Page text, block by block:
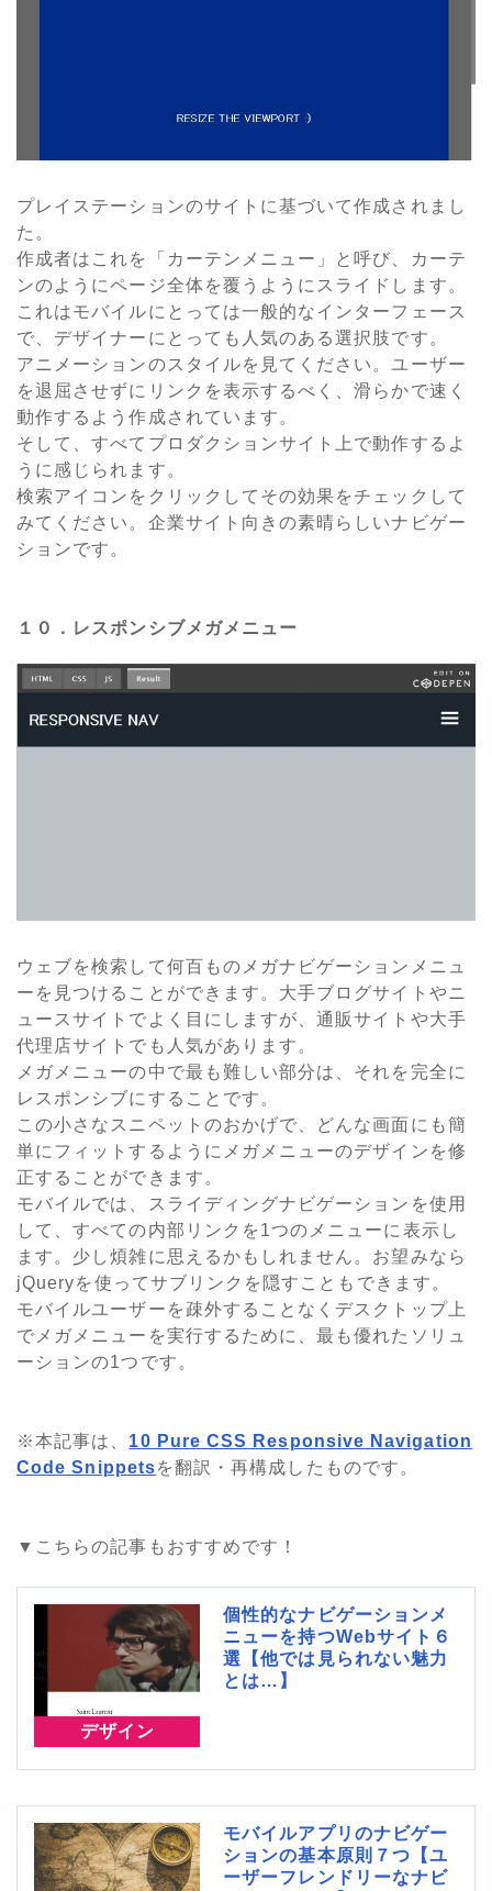
プレイステーションのサイトに基づいて作成されまし
た。
作成者はこれを「カーテンメニュー」と呼び、カーテ
ンのようにページ全体を覆うようにスライドします。
これはモバイルにとっては一般的なインターフェース
で、デザイナーにとっても人気のある選択肢です。
アニメーションのスタイルを見てください。ユーザー
を退屈させずにリンクを表示するべく、滑らかで速く
動作するよう作成されています。
そして、すべてプロダクションサイト上で動作するよ
うに感じられます。
検索アイコンをクリックしてその効果をチェックして
みてください。企業サイト向きの素晴らしいナビゲー
ションです。
１０．レスポンシブメガメニュー
ウェブを検索して何百ものメガナビゲーションメニュ
ーを見つけることができます。大手ブログサイトやニ
ュースサイトでよく目にしますが、通販サイトや大手
代理店サイトでも人気があります。
メガメニューの中で最も難しい部分は、それを完全に
レスポンシブにすることです。
この小さなスニペットのおかげで、どんな画面にも簡
単にフィットするようにメガメニューのデザインを修
正することができます。
モバイルでは、スライディングナビゲーションを使用
して、すべての内部リンクを1つのメニューに表示し
ます。少し煩雑に思えるかもしれません。お望みなら
jQueryを使ってサブリンクを隠すこともできます。
モバイルユーザーを疎外することなくデスクトップ上
でメガメニューを実行するために、最も優れたソリュ
ーションの1つです。
※本記事は、 10 Pure CSS Responsive Navigation
Code Snippetsを翻訳・再構成したものです。
▼こちらの記事もおすすめです！
デザイン
個性的なナビゲーションメ
ニューを持つWebサイト６
選【他では見られない魅力
とは…】
モバイルアプリのナビゲー
ションの基本原則７つ【ユ
ーザーフレンドリーなナビ